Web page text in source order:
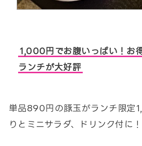
1,000円でお腹いっぱい！お
ランチが大好評
単品890円の豚玉がランチ限定
りとミニサラダ、ドリンク付に！